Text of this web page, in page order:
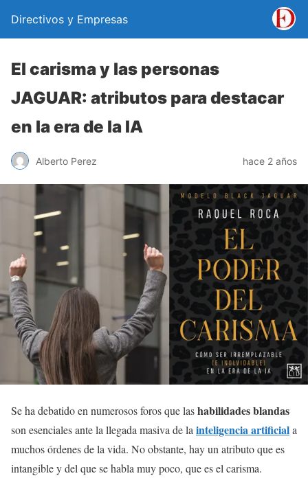
Directivos y Empresas
El carisma y las personas
JAGUAR: atributos para destacar
en la era de la IA
Alberto Perez hace 2 años
Se ha debatido en numerosos foros que lashabilidades blandas
son esenciales ante la llegada masiva de la inteligencia artificiala
muchos órdenes de la vida. No obstante, hay un atributo que es
intangible y del que se habla muy poco, que es el carisma.